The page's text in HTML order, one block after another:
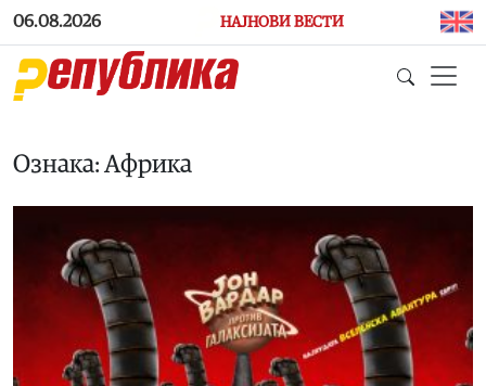
Skip to main content
06.08.2026 НАЈНОВИ ВЕСТИ
Ознака: Африка